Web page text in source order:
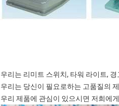
우리는 리미트 스위치, 타워 라이트,
우리는 당신이 필요로하는 고품질의
우리 제품에 관심이 있으시면 저희에